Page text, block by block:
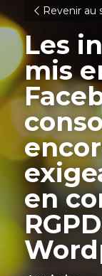
Revenir au
Les
mis
en